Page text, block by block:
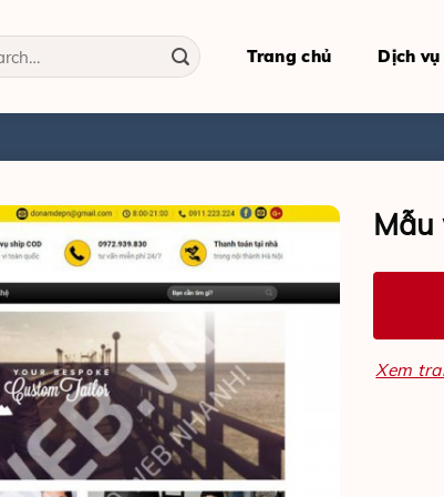
Trang chủ Dịch vụ
Xem